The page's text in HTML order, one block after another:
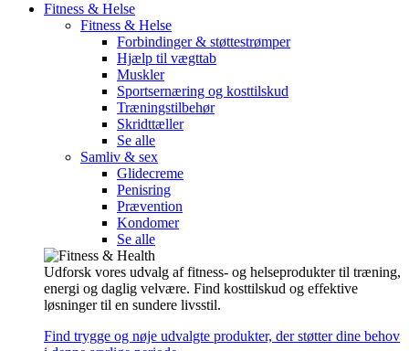
Fitness & Helse
Fitness & Helse
Forbindinger & støttestrømper
Hjælp til vægttab
Muskler
Sportsernæring og kosttilskud
Træningstilbehør
Skridttæller
Se alle
Samliv & sex
Glidecreme
Penisring
Prævention
Kondomer
Se alle
Udforsk vores udvalg af fitness- og helseprodukter til træning,
energi og daglig velvære. Find kosttilskud og effektive
løsninger til en sundere livsstil.
Find trygge og nøje udvalgte produkter, der støtter dine behov